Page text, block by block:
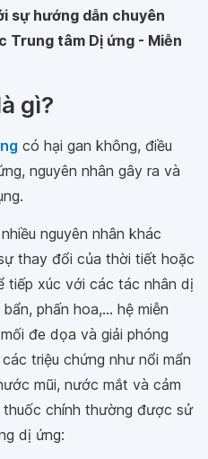
sự hướng dẫn chuyên
Trung tâm Dị ứng - Miễn
gì?
có hại gan không, điều
nguyên nhân gây ra và
nguyên nhân khác
thay đổi của thời tiết hoặc
tiếp xúc với các tác nhân dị
phấn hoa,... hệ miễn
đe dọa và giải phóng
triệu chứng như nổi mẩn
mũi, nước mắt và cảm
chính thường được sử
dị ứng: